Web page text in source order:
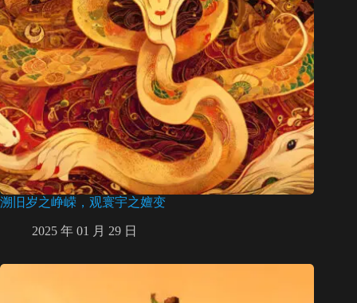
溯旧岁之峥嵘，观寰宇之嬗变
2025 年 01 月 29 日